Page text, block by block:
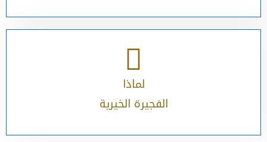
لماذا
الفجيرة الخيرية​